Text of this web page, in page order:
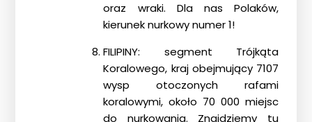
oraz wraki. Dla nas Polaków,
kierunek nurkowy numer 1!
FILIPINY: segment Trójkąta
Koralowego, kraj obejmujący 7107
wysp otoczonych rafami
koralowymi, około 70 000 miejsc
do nurkowania. Znajdziemy tu